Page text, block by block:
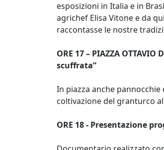
esposizioni in Italia e in
agrichef Elisa Vitone e da
raccontasse le nostre
ORE 17 – PIAZZA
scuffrata”
In piazza anche
coltivazione del granturco
ORE 18 - Presentazione